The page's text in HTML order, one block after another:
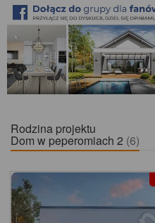
Rodzina projektu
Dom w peperomiach 2 (6)